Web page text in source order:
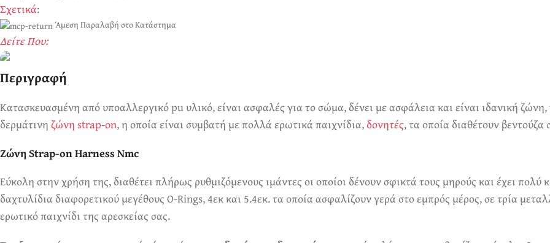
Σχετικά:
Άμεση Παραλαβή στο Κατάστημα
Δείτε Που:
Πάντα! Black Friday!
Περιγραφή
Κατασκευασμένη από υποαλλεργικό pu υλικό, είναι ασφαλές για το σώμα, δένει με ασφάλεια και είναι ιδανική ζώνη,
δερμάτινηζώνη strap-on, η οποία είναι συμβατή με πολλά ερωτικά παιχνίδια,δονητές, τα οποία διαθέτουν
Ζώνη Strap-on Harness Nmc
Εύκολη στην χρήση της, διαθέτει πλήρως ρυθμιζόμενους ιμάντες οι οποίοι δένουν σφικτά τους μηρούς και έχει
δαχτυλίδια διαφορετικού μεγέθους O-Rings, 4εκ και 5.4εκ. τα οποία ασφαλίζουν γερά στο εμπρός μέρος, σε τρία
ερωτικό παιχνίδι της αρεσκείας σας.